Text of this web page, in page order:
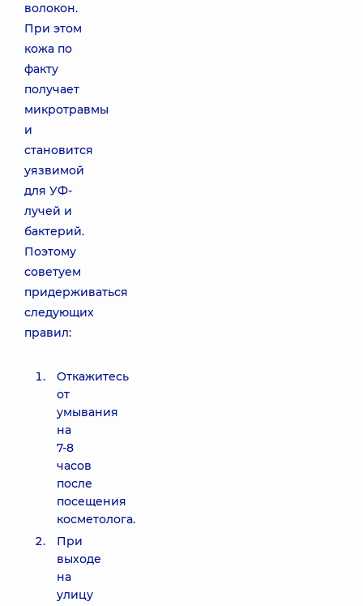
волокон.
При этом
кожа по
факту
получает
микротравмы
и
становится
уязвимой
для УФ-
лучей и
бактерий.
Поэтому
советуем
придерживаться
следующих
правил:
Откажитесь
от
умывания
на
7-8
часов
после
посещения
косметолога.
При
выходе
на
улицу